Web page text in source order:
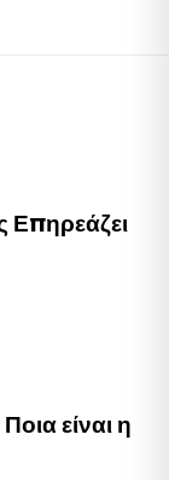
Επηρεάζει
είναι η